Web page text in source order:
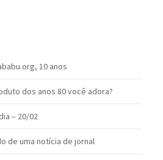
10 anos
dos anos 80 você adora?
– 20/02
de uma notícia de jornal